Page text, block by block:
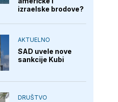
izraelske brodove?
AKTUELNO
SAD uvele nove
sankcije Kubi
DRUŠTVO